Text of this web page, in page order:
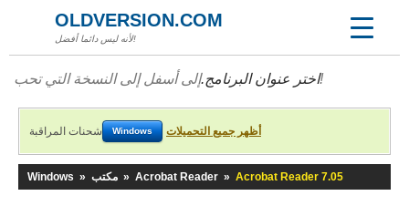
OLDVERSION.COM
لأنه ليس دائما أفضل!
اختر عنوان البرنامج.إلى أسفل إلى النسخة التي تحب!
شحنات المراقبة Windows أظهر جميع التحميلات
Windows » مكتب » Acrobat Reader » Acrobat Reader 7.05